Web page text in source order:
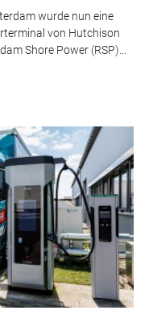
wurde nun eine
von Hutchison
Shore Power (RSP)...